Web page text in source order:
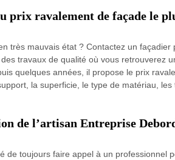
prix ravalement de façade le
très mauvais état ? Contactez un
travaux de qualité où vous retrouverez
quelques années, il propose le prix
la superficie, le type de matériau, les
de l’artisan Entreprise
de toujours faire appel à un professionnel